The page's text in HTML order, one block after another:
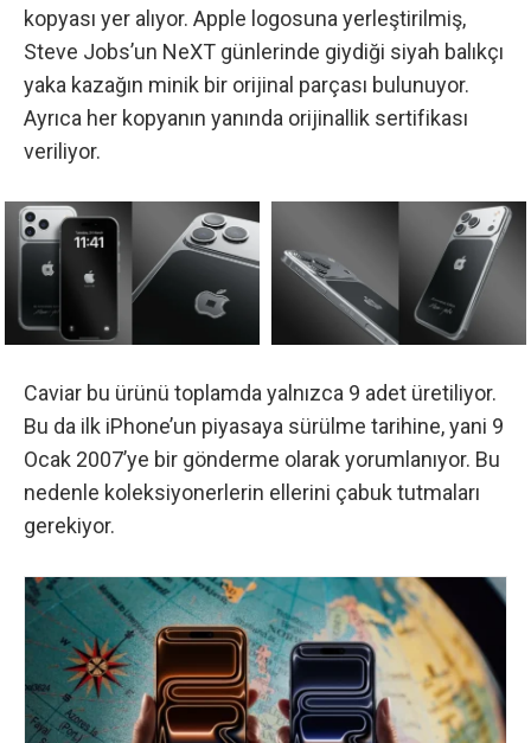
kopyası yer alıyor. Apple logosuna yerleştirilmiş,
Steve Jobs’un NeXT günlerinde giydiği siyah balıkçı
yaka kazağın minik bir orijinal parçası bulunuyor.
Ayrıca her kopyanın yanında orijinallik sertifikası
veriliyor.
Caviar bu ürünü toplamda yalnızca 9 adet üretiliyor.
Bu da ilk iPhone’un piyasaya sürülme tarihine, yani 9
Ocak 2007’ye bir gönderme olarak yorumlanıyor. Bu
nedenle koleksiyonerlerin ellerini çabuk tutmaları
gerekiyor.